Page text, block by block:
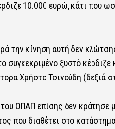
10.000 ευρώ, κάτι που
την κίνηση αυτή δεν
συγκεκριμένο ξυστό
Χρήστο Τσινούδη (δεξιά
ΟΠΑΠ επίσης δεν κράτησε
που διαθέτει στο